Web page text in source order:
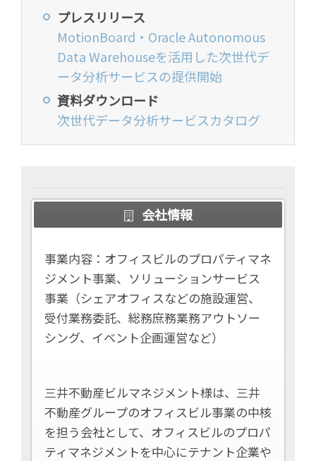
プレスリリース
MotionBoard・Oracle Autonomous
Data Warehouseを活用した次世代デ
ータ分析サービスの提供開始
資料ダウンロード
次世代データ分析サービスカタログ
会社情報
事業内容：オフィスビルのプロパティマネ
ジメント事業、ソリューションサービス
事業（シェアオフィスなどの施設運営、
受付業務委託、総務庶務業務アウトソー
シング、イベント企画運営など）
三井不動産ビルマネジメント様は、三井
不動産グループのオフィスビル事業の中核
を担う会社として、オフィスビルのプロパ
ティマネジメントを中心にテナント企業や